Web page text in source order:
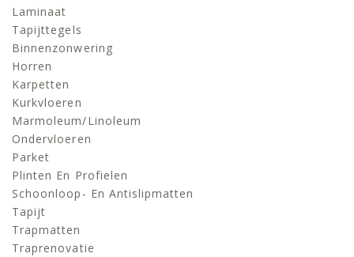
Laminaat
Tapijttegels
Binnenzonwering
Horren
Karpetten
Kurkvloeren
Marmoleum/linoleum
Ondervloeren
Parket
Plinten En Profielen
Schoonloop- En Antislipmatten
Tapijt
Trapmatten
Traprenovatie